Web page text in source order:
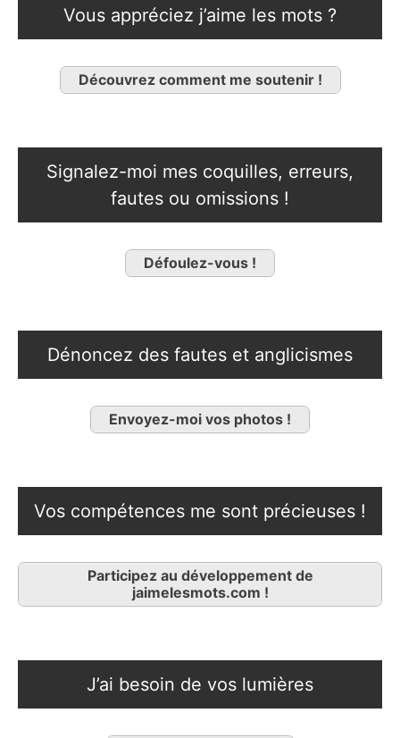
Vous appréciez j’aime les mots ?
Découvrez comment me soutenir !
Signalez-moi mes coquilles, erreurs,
fautes ou omissions !
Défoulez-vous !
Dénoncez des fautes et anglicismes
Envoyez-moi vos photos !
Vos compétences me sont précieuses !
Participez au développement de
jaimelesmots.com !
J’ai besoin de vos lumières